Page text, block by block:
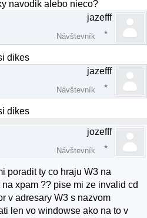
navodik alebo nieco?
jazefff
Návštevník
dikes
jazefff
Návštevník
dikes
jozefff
Návštevník
poradit ty co hraju W3 na
xpam ?? pise mi ze invalid cd
v adresary W3 s nazvom
len vo windowse ako na to v